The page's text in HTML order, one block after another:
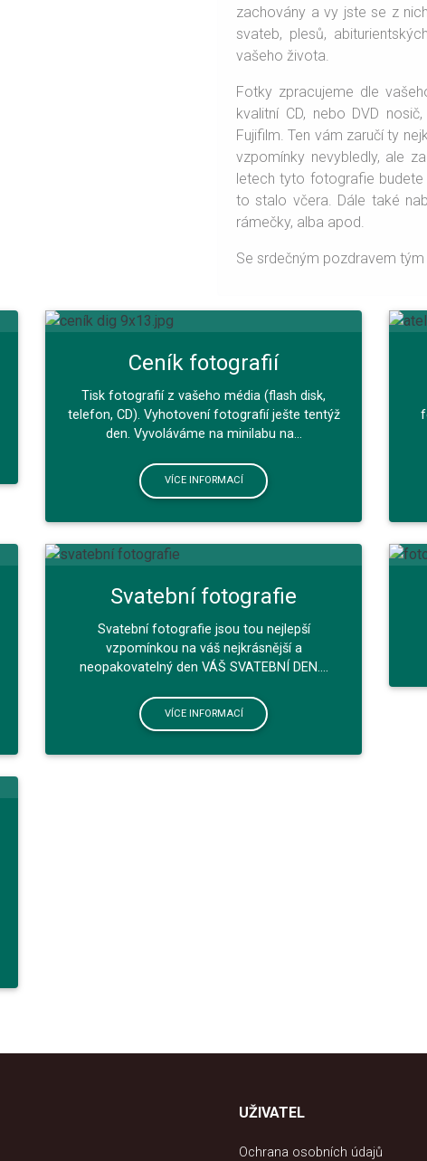
zachovány a vy jste se z
svateb, plesů,
vašeho života.
Fotky zpracujeme dle
kvalitní CD, nebo DVD
Fujifilm. Ten vám zaručí ty
vzpomínky nevybledly, ale
letech tyto fotografie budete
to stalo včera. Dále také
rámečky, alba apod.
Se srdečným pozdravem tým
Ceník fotografií
Tisk fotografií z vašeho média (flash disk,
telefon, CD). Vyhotovení fotografií ješte tentýž
den. Vyvoláváme na minilabu na...
VÍCE INFORMACÍ
Svatební fotografie
Svatební fotografie jsou tou nejlepší
vzpomínkou na váš nejkrásnější a
neopakovatelný den VÁŠ SVATEBNÍ DEN....
VÍCE INFORMACÍ
UŽIVATEL
Ochrana osobních údajů